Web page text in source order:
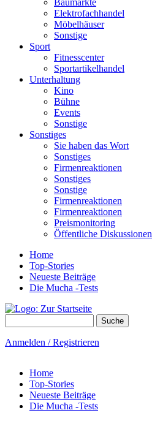
Baumärkte
Elektrofachhandel
Möbelhäuser
Sonstige
Sport
Fitnesscenter
Sportartikelhandel
Unterhaltung
Kino
Bühne
Events
Sonstige
Sonstiges
Sie haben das Wort
Sonstiges
Firmenreaktionen
Sonstiges
Sonstige
Firmenreaktionen
Firmenreaktionen
Preismonitoring
Öffentliche Diskussionen
Home
Top-Stories
Neueste Beiträge
Die Mucha -Tests
Anmelden / Registrieren
Home
Top-Stories
Neueste Beiträge
Die Mucha -Tests